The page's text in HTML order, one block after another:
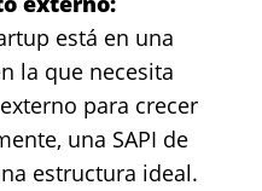
está en una
la que necesita
para crecer
una SAPI de
estructura ideal.